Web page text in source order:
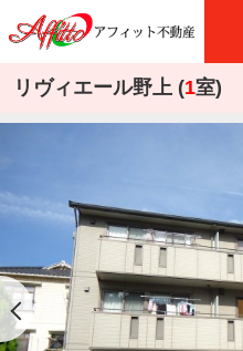
リヴィエール野上 (1室)